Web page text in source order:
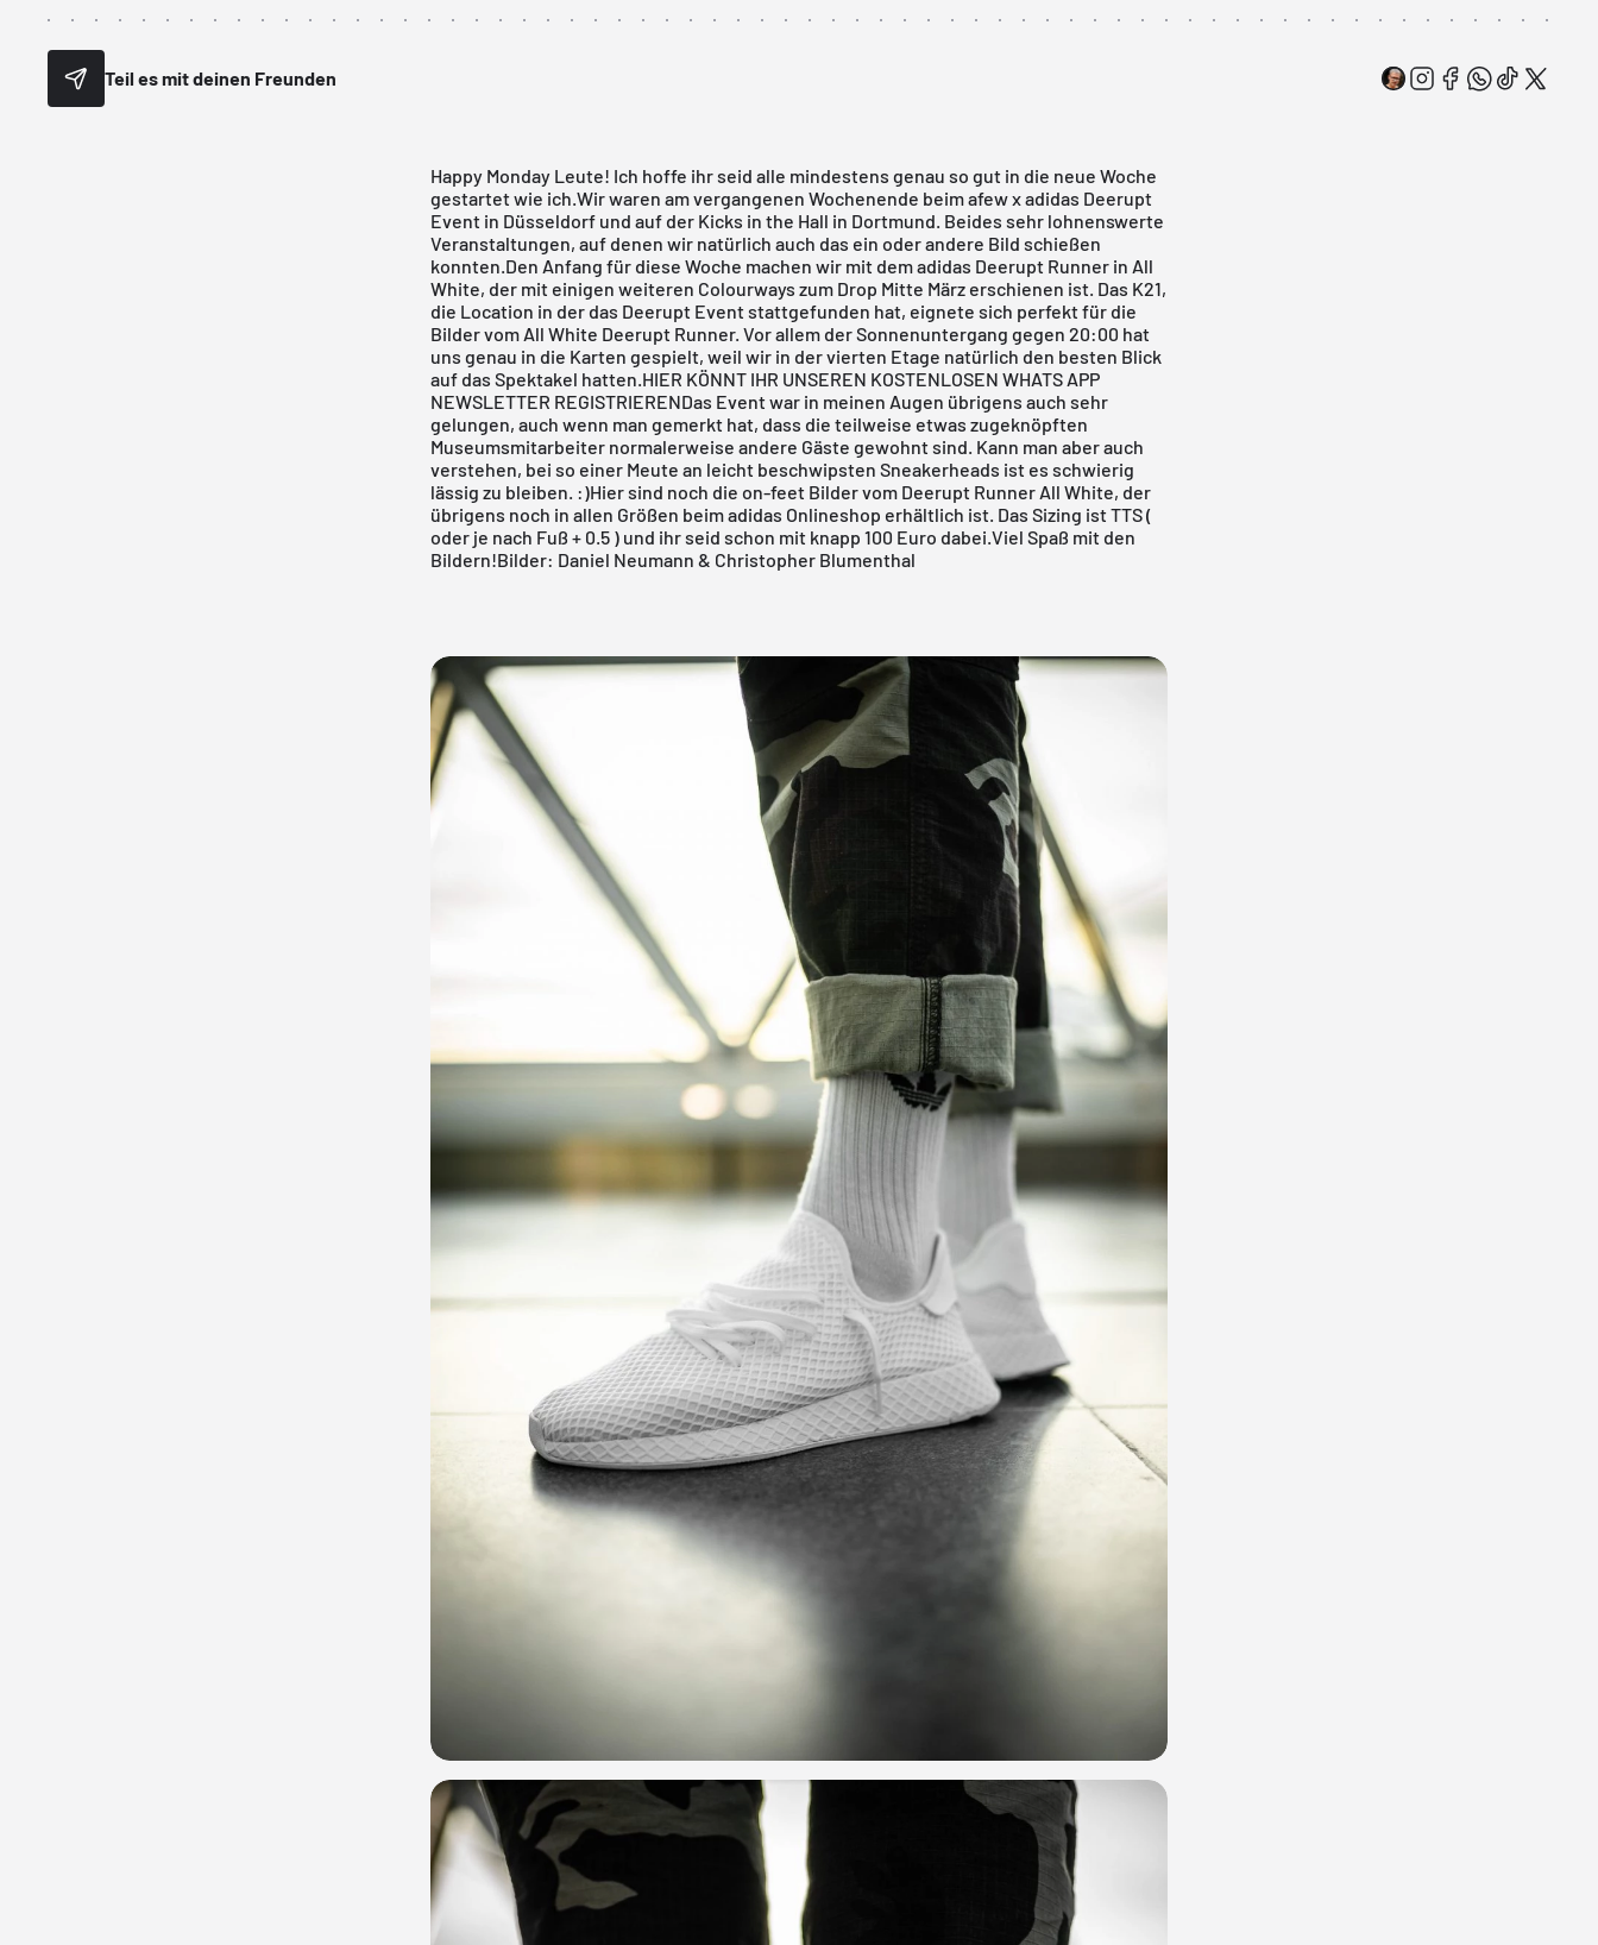
Teil es mit deinen Freunden
Happy Monday Leute! Ich hoffe ihr seid alle mindestens genau so gut in die neue Woche
gestartet wie ich.Wir waren am vergangenen Wochenende beimafewxadidas Deerupt
Event in Düsseldorf und auf der Kicks in the Hall in Dortmund. Beides sehr lohnenswerte
Veranstaltungen, auf denen wir natürlich auch das ein oder andere Bild schießen
konnten.Den Anfang für diese Woche machen wir mit demadidas Deerupt Runner in All
White, der mit einigen weiteren Colourways zum Drop Mitte März erschienen ist. Das K21,
die Location in der das Deerupt Event stattgefunden hat, eignete sich perfekt für die
Bilder vom All White Deerupt Runner. Vor allem der Sonnenuntergang gegen 20:00 hat
uns genau in die Karten gespielt, weil wir in der vierten Etage natürlich den besten Blick
auf das Spektakel hatten. HIER KÖNNT IHR UNSEREN KOSTENLOSEN WHATS APP
NEWSLETTER REGISTRIERENDas Event war in meinen Augen übrigens auch sehr
gelungen, auch wenn man gemerkt hat, dass die teilweise etwas zugeknöpften
Museumsmitarbeiter normalerweise andere Gäste gewohnt sind. Kann man aber auch
verstehen, bei so einer Meute an leicht beschwipsten Sneakerheads ist es schwierig
lässig zu bleiben. :)Hier sind noch die on-feet Bilder vom Deerupt Runner All White, der
übrigens noch in allen Größen beimadidas Onlineshop erhältlich ist. Das Sizing ist TTS (
oder je nach Fuß + 0.5 ) und ihr seid schon mit knapp 100 Euro dabei.Viel Spaß mit den
Bildern!Bilder: Daniel Neumann & Christopher Blumenthal